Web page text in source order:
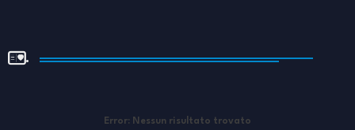
.
Error: Nessun risultato trovato